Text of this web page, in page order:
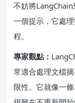
不妨將
一個提示，它處
程。
專家觀點：
常適合處理文檔
限性。它就像一